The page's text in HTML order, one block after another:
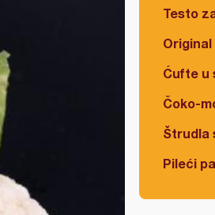
Testo
Original
Ćufte u
Čoko-
Štrudla
Pileći